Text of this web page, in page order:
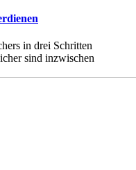
in drei Schritten
sind inzwischen